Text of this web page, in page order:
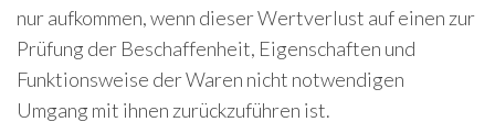
nur aufkommen, wenn dieser Wertverlust auf einen zur
Prüfung der Beschaffenheit, Eigenschaften und
Funktionsweise der Waren nicht notwendigen
Umgang mit ihnen zurückzuführen ist.